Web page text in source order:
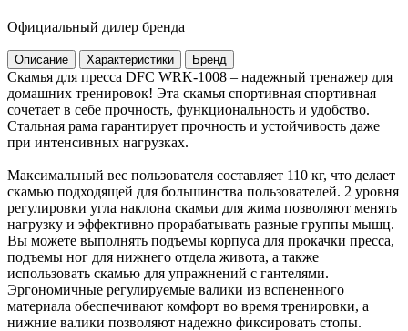
Официальный дилер бренда
Описание Характеристики Бренд
Скамья для пресса DFC WRK-1008 – надежный тренажер для
домашних тренировок! Эта скамья спортивная спортивная
сочетает в себе прочность, функциональность и удобство.
Стальная рама гарантирует прочность и устойчивость даже
при интенсивных нагрузках.
Максимальный вес пользователя составляет 110 кг, что делает
скамью подходящей для большинства пользователей. 2 уровня
регулировки угла наклона скамьи для жима позволяют менять
нагрузку и эффективно прорабатывать разные группы мышц.
Вы можете выполнять подъемы корпуса для прокачки пресса,
подъемы ног для нижнего отдела живота, а также
использовать скамью для упражнений с гантелями.
Эргономичные регулируемые валики из вспененного
материала обеспечивают комфорт во время тренировки, а
нижние валики позволяют надежно фиксировать стопы.